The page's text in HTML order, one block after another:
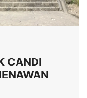
CANDI